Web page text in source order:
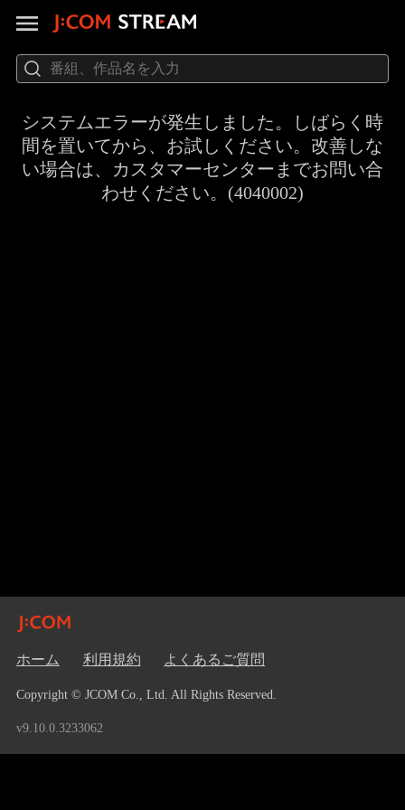
システムエラーが発生しました。しばらく時
間を置いてから、お試しください。改善しな
い場合は、カスタマーセンターまでお問い合
わせください。(4040002)
ホーム 利用規約 よくあるご質問
Copyright © JCOM Co., Ltd. All Rights Reserved.
v9.10.0.3233062